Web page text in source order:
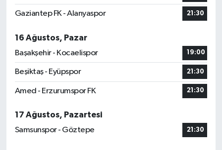
Gaziantep FK - Alanyaspor 21:30
16 Ağustos, Pazar
Başakşehir - Kocaelispor
19:00
Beşiktaş - Eyüpspor 21:30
Amed - Erzurumspor FK 21:30
17 Ağustos, Pazartesi
Samsunspor - Göztepe
21:30